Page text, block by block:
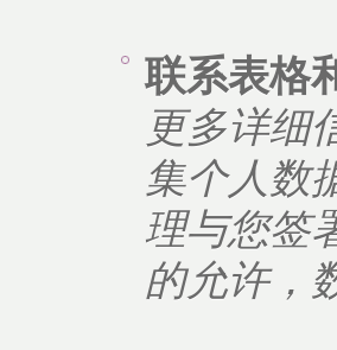
联系表格
更多详细
集个人数
理与您签
的允许，